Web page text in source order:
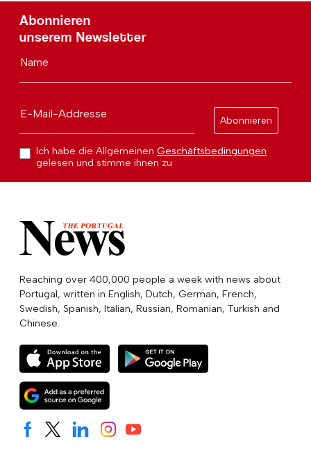
Abonnieren
unserem Newsletter
Name
E-Mail-Addresse
Abonnieren
Ich habe die Allgemeinen Geschäftsbedingungen
gelesen und stimme ihnen zu
Reaching over 400,000 people a week with news about
Portugal, written in English, Dutch, German, French,
Swedish, Spanish, Italian, Russian, Romanian, Turkish and
Chinese.